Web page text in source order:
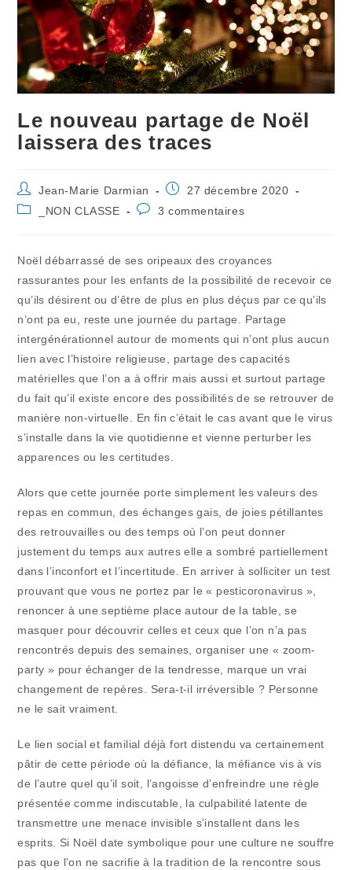
Le nouveau partage de Noël
laissera des traces
Auteur/autrice
de
la
Jean-Marie Darmian
Publication
27 décembre 2020
Post
_NON CLASSE
Commentaires
publication :
3 commentaires
Noël débarrassé de ses oripeaux des croyances
rassurantes pour les enfants de la possibilité de recevoir ce
qu’ils désirent ou d’être de plus en plus déçus par ce qu’ils
n’ont pa eu, reste une journée du partage. Partage
intergénérationnel autour de moments qui n’ont plus aucun
lien avec l’histoire religieuse, partage des capacités
matérielles que l’on a à offrir mais aussi et surtout partage
du fait qu’il existe encore des possibilités de se retrouver de
manière non-virtuelle. En fin c’était le cas avant que le virus
s’installe dans la vie quotidienne et vienne perturber les
apparences ou les certitudes.
Alors que cette journée porte simplement les valeurs des
repas en commun, des échanges gais, de joies pétillantes
des retrouvailles ou des temps où l’on peut donner
justement du temps aux autres elle a sombré partiellement
dans l’inconfort et l’incertitude. En arriver à solliciter un test
prouvant que vous ne portez par le « pesticoronavirus »,
renoncer à une septième place autour de la table, se
masquer pour découvrir celles et ceux que l’on n’a pas
rencontrés depuis des semaines, organiser une « zoom-
party » pour échanger de la tendresse, marque un vrai
changement de repères. Sera-t-il irréversible ? Personne
ne le sait vraiment.
Le lien social et familial déjà fort distendu va certainement
pâtir de cette période où la défiance, la méfiance vis à vis
de l’autre quel qu’il soit, l’angoisse d’enfreindre une règle
présentée comme indiscutable, la culpabilité latente de
transmettre une menace invisible s’installent dans les
esprits. Si Noël date symbolique pour une culture ne souffre
pas que l’on ne sacrifie à la tradition de la rencontre sous